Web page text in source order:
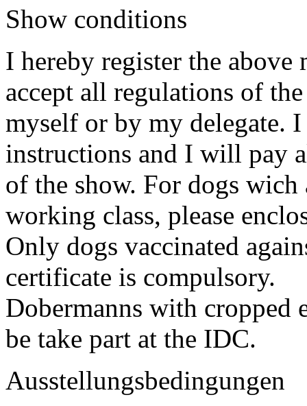
Show conditions
I hereby register the above
accept all regulations of
myself or by my
instructions and I will pay
of the show. For dogs
working class, please
Only dogs vaccinated
certificate is compulsory.
Dobermanns with cropped
be take part at the IDC.
Ausstellungsbedingungen